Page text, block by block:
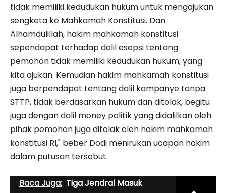
tidak memiliki kedudukan hukum untuk mengajukan
sengketa ke Mahkamah Konstitusi. Dan
Alhamdulillah, hakim mahkamah konstitusi
sependapat terhadap dalil esepsi tentang
pemohon tidak memiliki kedudukan hukum, yang
kita ajukan. Kemudian hakim mahkamah konstitusi
juga berpendapat tentang dalil kampanye tanpa
STTP, tidak berdasarkan hukum dan ditolak, begitu
juga dengan dalil money politik yang didalilkan oleh
pihak pemohon juga ditolak oleh hakim mahkamah
konstitusi RI," beber Dodi menirukan ucapan hakim
dalam putusan tersebut.
Baca Juga: Tiga Jendral Masuk